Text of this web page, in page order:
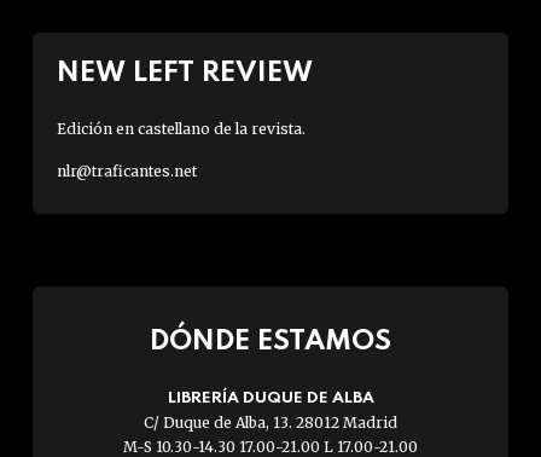
NEW LEFT REVIEW
Edición en castellano de la revista.
nlr@traficantes.net
DÓNDE ESTAMOS
LIBRERÍA DUQUE DE ALBA
C/ Duque de Alba, 13. 28012 Madrid
M-S 10.30-14.30 17.00-21.00 L 17.00-21.00